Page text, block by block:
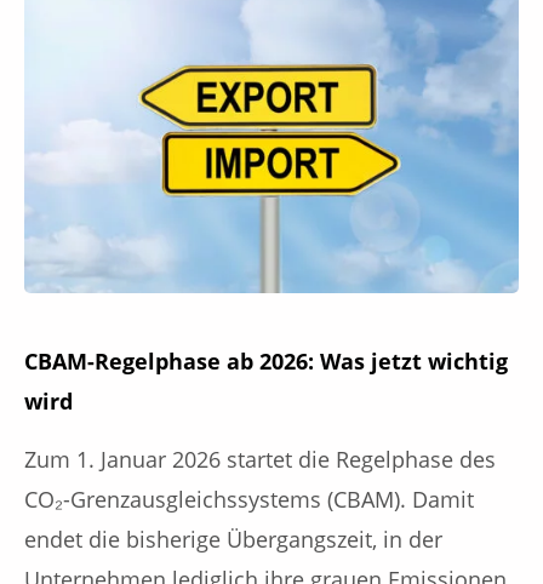
CBAM-Regelphase ab 2026: Was jetzt wichtig
wird
Zum 1. Januar 2026 startet die Regelphase des
CO₂-Grenzausgleichssystems (CBAM). Damit
endet die bisherige Übergangszeit, in der